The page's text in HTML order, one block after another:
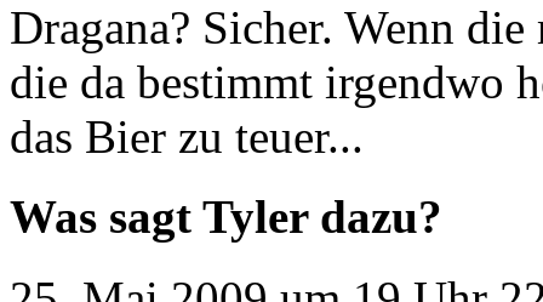
Dragana? Sicher. Wenn
die da bestimmt irgendwo
das Bier zu teuer...
Was sagt Tyler dazu?